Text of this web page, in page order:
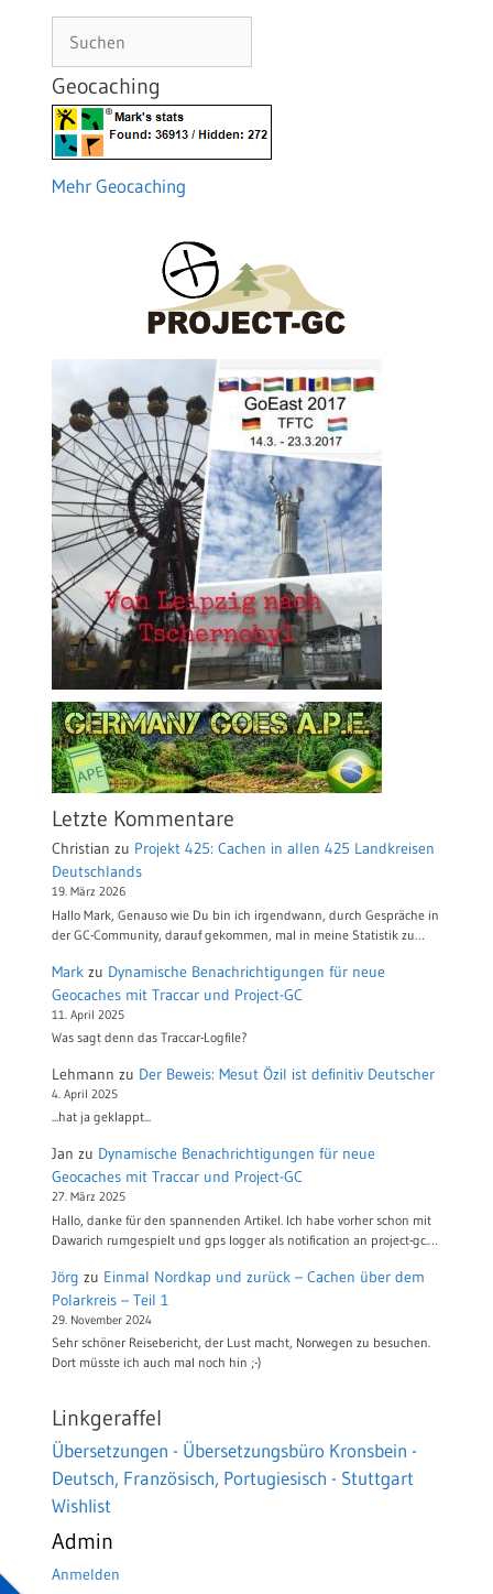
Suchen
Geocaching
Mehr Geocaching
Letzte Kommentare
Christian zu Projekt 425: Cachen in allen 425 Landkreisen
Deutschlands
19. März 2026
Hallo Mark, Genauso wie Du bin ich irgendwann, durch Gespräche in
der GC-Community, darauf gekommen, mal in meine Statistik zu…
Mark zu Dynamische Benachrichtigungen für neue
Geocaches mit Traccar und Project-GC
11. April 2025
Was sagt denn das Traccar-Logfile?
Lehmann zu Der Beweis: Mesut Özil ist definitiv Deutscher
4. April 2025
...hat ja geklappt...
Jan zu Dynamische Benachrichtigungen für neue
Geocaches mit Traccar und Project-GC
27. März 2025
Hallo, danke für den spannenden Artikel. Ich habe vorher schon mit
Dawarich rumgespielt und gps logger als notification an project-gc.…
Jörg zu Einmal Nordkap und zurück – Cachen über dem
Polarkreis – Teil 1
29. November 2024
Sehr schöner Reisebericht, der Lust macht, Norwegen zu besuchen.
Dort müsste ich auch mal noch hin ;-)
Linkgeraffel
Übersetzungen - Übersetzungsbüro Kronsbein -
Deutsch, Französisch, Portugiesisch - Stuttgart
Wishlist
Admin
Anmelden